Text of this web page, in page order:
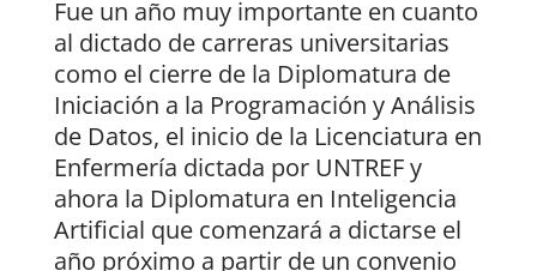
Fue un año muy importante en cuanto
al dictado de carreras universitarias
como el cierre de la Diplomatura de
Iniciación a la Programación y Análisis
de Datos, el inicio de la Licenciatura en
Enfermería dictada por UNTREF y
ahora la Diplomatura en Inteligencia
Artificial que comenzará a dictarse el
año próximo a partir de un convenio